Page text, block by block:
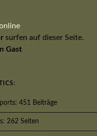
surfen auf dieser Seite.
Gast
451 Beiträge
262 Seiten